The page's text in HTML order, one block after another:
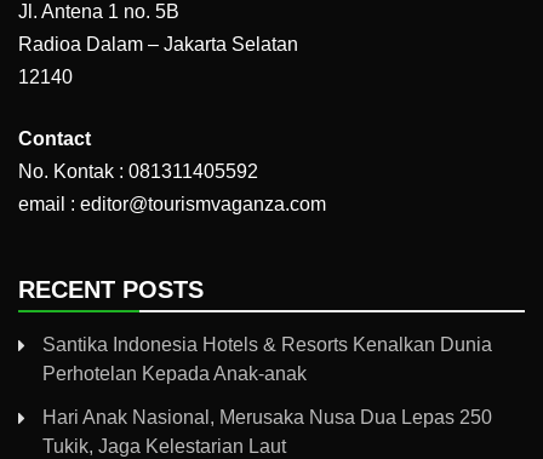
Jl. Antena 1 no. 5B
Radioa Dalam – Jakarta Selatan
12140
Contact
No. Kontak : 081311405592
email : editor@tourismvaganza.com
RECENT POSTS
Santika Indonesia Hotels & Resorts Kenalkan Dunia
Perhotelan Kepada Anak-anak
Hari Anak Nasional, Merusaka Nusa Dua Lepas 250
Tukik, Jaga Kelestarian Laut